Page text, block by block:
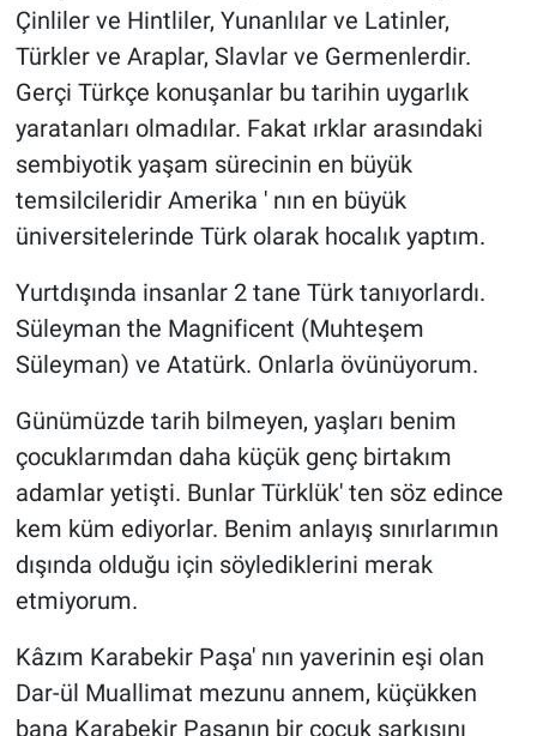
Çinliler ve Hintliler, Yunanlılar ve Latinler,
Türkler ve Araplar, Slavlar ve Germenlerdir.
Gerçi Türkçe konuşanlar bu tarihin uygarlık
yaratanları olmadılar. Fakat ırklar arasındaki
sembiyotik yaşam sürecinin en büyük
temsilcileridir Amerika ' nın en büyük
üniversitelerinde Türk olarak hocalık yaptım.
Yurtdışında insanlar 2 tane Türk tanıyorlardı.
Süleyman the Magnificent (Muhteşem
Süleyman) ve Atatürk. Onlarla övünüyorum.
Günümüzde tarih bilmeyen, yaşları benim
çocuklarımdan daha küçük genç birtakım
adamlar yetişti. Bunlar Türklük' ten söz edince
kem küm ediyorlar. Benim anlayış sınırlarımın
dışında olduğu için söylediklerini merak
etmiyorum.
Kâzım Karabekir Paşa' nın yaverinin eşi olan
Dar-ül Muallimat mezunu annem, küçükken
bana Karabekir Paşanın bir çocuk şarkısını